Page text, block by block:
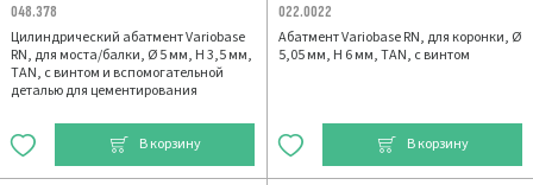
048.378
Цилиндрический абатмент Variobase
RN, для моста/балки, Ø 5 мм, H 3,5 мм,
TAN, с винтом и вспомогательной
деталью для цементирования
В корзину
022.0022
Абатмент Variobase RN, для коронки, Ø
5,05 мм, H 6 мм, TAN, с винтом
В корзину